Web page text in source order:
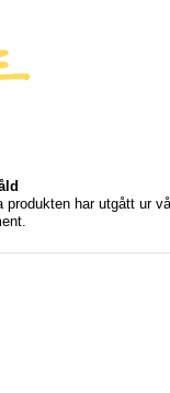
produkten har utgått ur